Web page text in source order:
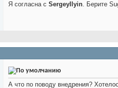
Я согласна с SergeyIlyin. Берите
А что по поводу внедрения?